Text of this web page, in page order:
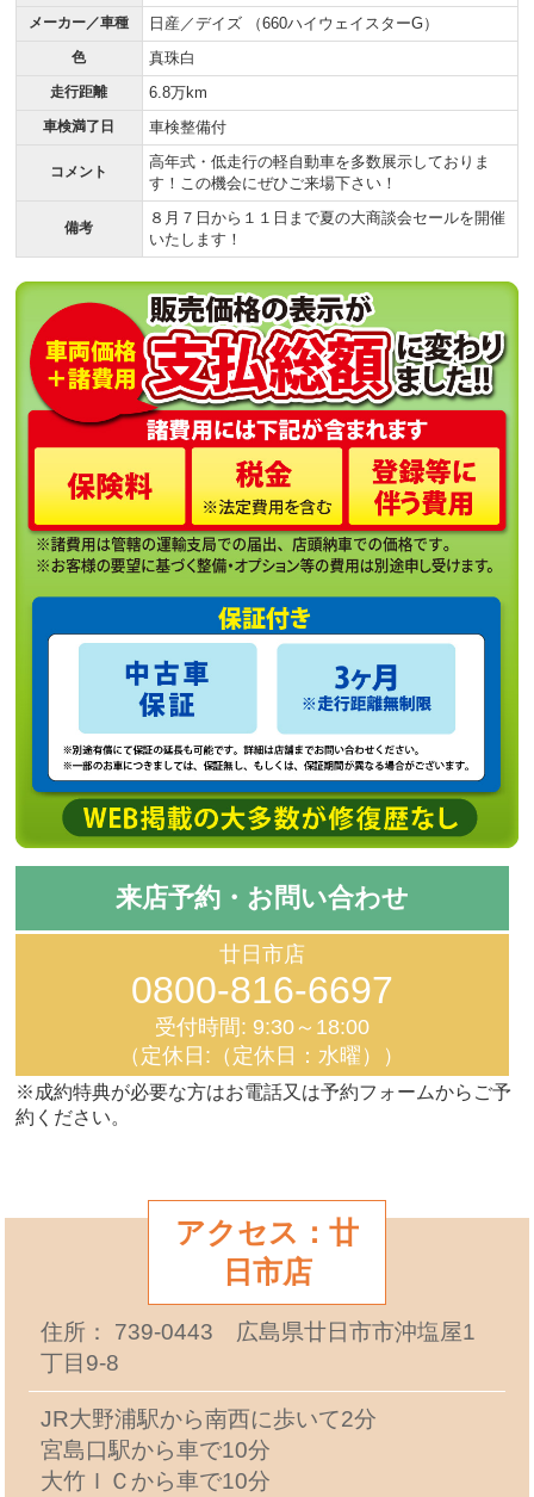
メーカー／車種 日産／デイズ （660ハイウェイスターG）
色 真珠白
走行距離 6.8万km
車検満了日 車検整備付
コメント
高年式・低走行の軽自動車を多数展示しておりま
す！この機会にぜひご来場下さい！
備考
８月７日から１１日まで夏の大商談会セールを開催
いたします！
来店予約・お問い合わせ
廿日市店
0800-816-6697
受付時間: 9:30～18:00
（定休日:（定休日：水曜））
※成約特典が必要な方はお電話又は予約フォームからご予
約ください。
アクセス：廿
日市店
住所： 739-0443 広島県廿日市市沖塩屋1
丁目9-8
JR大野浦駅から南西に歩いて2分
宮島口駅から車で10分
大竹ＩＣから車で10分